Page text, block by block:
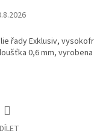
řady Exklusiv,
0,6 mm,